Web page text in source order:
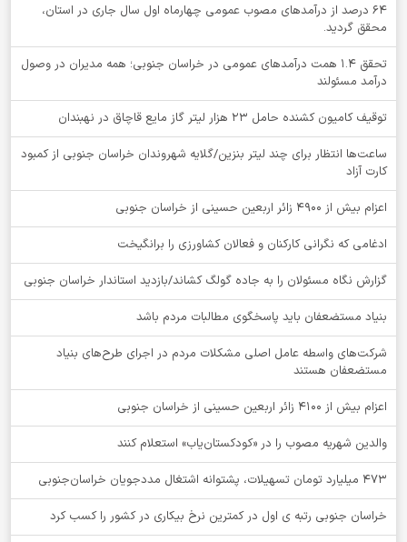
64 درصد از درآمدهای مصوب عمومی چهارماه اول سال جاری در استان،
محقق گردید.
تحقق ۱.۴ همت درآمدهای عمومی در خراسان جنوبی؛ همه مدیران در وصول
درآمد مسئولند
توقيف کامیون کشنده حامل 23 هزار لیتر گاز مایع قاچاق در نهبندان
ساعت‌ها انتظار برای چند لیتر بنزین/گلایه شهروندان خراسان جنوبی از کمبود
کارت آزاد
اعزام بیش از 4900 زائر اربعین حسینی از خراسان جنوبی
ادغامی که نگرانی کارکنان و فعالان کشاورزی را برانگیخت
گزارش نگاه مسئولان را به جاده گولگ کشاند/بازدید استاندار خراسان جنوبی
بنیاد مستضعفان باید پاسخگوی مطالبات مردم باشد
شرکت‌های واسطه عامل اصلی مشکلات مردم در اجرای طرح‌های بنیاد
مستضعفان هستند
اعزام بیش از 4100 زائر اربعین حسینی از خراسان جنوبی
والدین شهریه مصوب را در «کودکستان‌یاب» استعلام کنند
۴۷۳ میلیارد تومان تسهیلات، پشتوانه اشتغال مددجویان خراسان‌جنوبی
خراسان جنوبی رتبه ی اول در کمترین نرخ بیکاری در کشور را کسب کرد